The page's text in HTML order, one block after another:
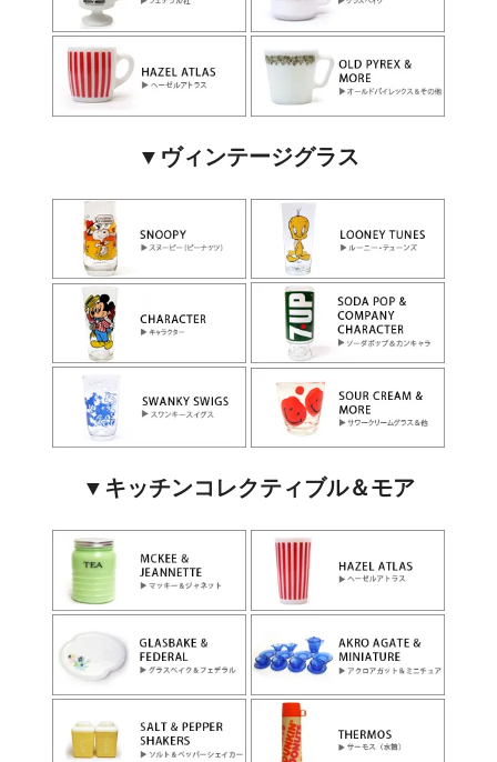
▼ヴィンテージグラス
▼キッチンコレクティブル＆モア